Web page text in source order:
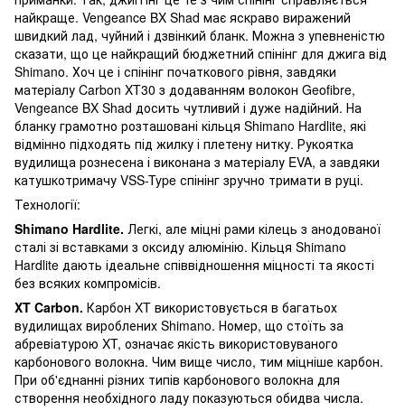
найкраще. Vengeance BX Shad має яскраво виражений
швидкий лад, чуйний і дзвінкий бланк. Можна з упевненістю
сказати, що це найкращий бюджетний спінінг для джига від
Shimano. Хоч це і спінінг початкового рівня, завдяки
матеріалу Carbon XT30 з додаванням волокон Geofibre,
Vengeance BX Shad досить чутливий і дуже надійний. На
бланку грамотно розташовані кільця Shimano Hardlite, які
відмінно підходять під жилку і плетену нитку. Рукоятка
вудилища рознесена і виконана з матеріалу EVA, а завдяки
катушкотримачу VSS-Type спінінг зручно тримати в руці.
Технології:
Shimano Hardlite. Легкі, але міцні рами кілець з анодованої
сталі зі вставками з оксиду алюмінію. Кільця Shimano
Hardlite дають ідеальне співвідношення міцності та якості
без всяких компромісів.
XT Carbon. Карбон XT використовується в багатьох
вудилищах вироблених Shimano. Номер, що стоїть за
абревіатурою XT, означає якість використовуваного
карбонового волокна. Чим вище число, тим міцніше карбон.
При об'єднанні різних типів карбонового волокна для
створення необхідного ладу показуються обидва числа.